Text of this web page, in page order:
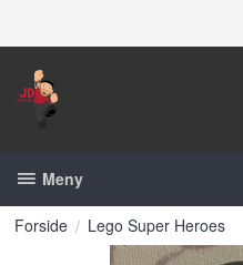
Meny
Forside Lego Super Heroes